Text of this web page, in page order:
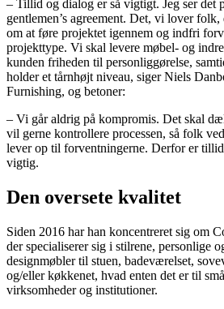
– Tillid og dialog er så vigtigt. Jeg ser det
gentlemen’s agreement. Det, vi lover
om at føre projektet igennem og indfri
projekttype. Vi skal levere møbel- og
kunden friheden til personliggørelse,
holder et tårnhøjt niveau, siger Niels
Furnishing, og betoner:
– Vi går aldrig på kompromis. Det skal
vil gerne kontrollere processen, så folk
lever op til forventningerne. Derfor er
vigtig.
Den oversete kvalitet
Siden 2016 har han koncentreret sig om
der specialiserer sig i stilrene, personlige
designmøbler til stuen, badeværelset,
og/eller køkkenet, hvad enten det er til
virksomheder og institutioner.